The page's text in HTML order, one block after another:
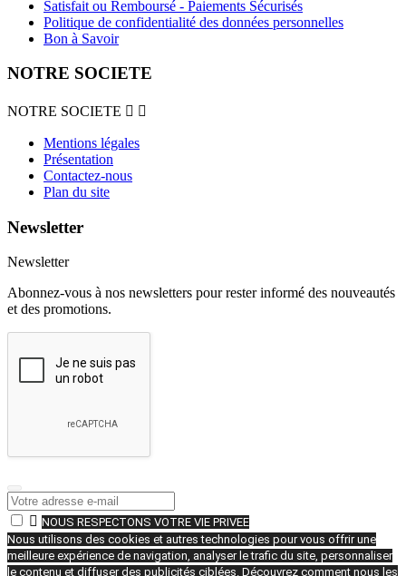
Satisfait ou Remboursé - Paiements Sécurisés
Politique de confidentialité des données personnelles
Bon à Savoir
NOTRE SOCIETE
NOTRE SOCIETE  
Mentions légales
Présentation
Contactez-nous
Plan du site
Newsletter
Newsletter
Abonnez-vous à nos newsletters pour rester informé des nouveautés
et des promotions.
 NOUS RESPECTONS VOTRE VIE PRIVEE
Nous utilisons des cookies et autres technologies pour vous offrir une
meilleure expérience de navigation, analyser le trafic du site, personnaliser
le contenu et diffuser des publicités ciblées. Découvrez comment nous les